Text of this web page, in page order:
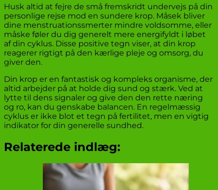
Husk altid at fejre de små fremskridt undervejs på din
personlige rejse mod en sundere krop. Måsek bliver
dine menstruationssmerter mindre voldsomme, eller
måske føler du dig generelt mere energifyldt i løbet
af din cyklus. Disse positive tegn viser, at din krop
reagerer rigtigt på den kærlige pleje og omsorg, du
giver den.
Din krop er en fantastisk og kompleks organisme, der
altid arbejder på at holde dig sund og stærk. Ved at
lytte til dens signaler og give den den rette næring
og ro, kan du genskabe balancen. En regelmæssig
cyklus er ikke blot et tegn på fertilitet, men en vigtig
indikator for din generelle sundhed.
Relaterede indlæg: